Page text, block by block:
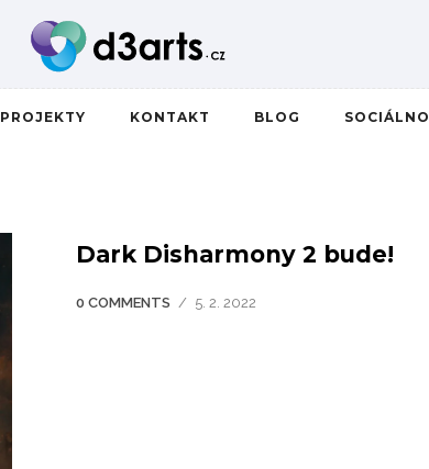
PROJEKTY KONTAKT BLOG SOCIÁLNO
Dark Disharmony 2 bude!
0 COMMENTS / 5. 2. 2022